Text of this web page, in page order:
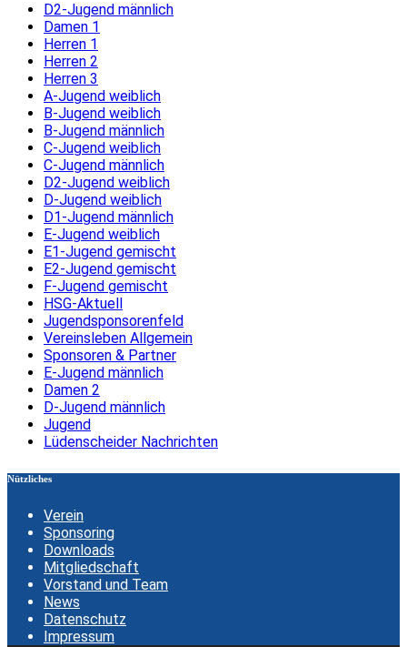
D2-Jugend männlich
Damen 1
Herren 1
Herren 2
Herren 3
A-Jugend weiblich
B-Jugend weiblich
B-Jugend männlich
C-Jugend weiblich
C-Jugend männlich
D2-Jugend weiblich
D-Jugend weiblich
D1-Jugend männlich
E-Jugend weiblich
E1-Jugend gemischt
E2-Jugend gemischt
F-Jugend gemischt
HSG-Aktuell
Jugendsponsorenfeld
Vereinsleben Allgemein
Sponsoren & Partner
E-Jugend männlich
Damen 2
D-Jugend männlich
Jugend
Lüdenscheider Nachrichten
Nützliches
Verein
Sponsoring
Downloads
Mitgliedschaft
Vorstand und Team
News
Datenschutz
Impressum